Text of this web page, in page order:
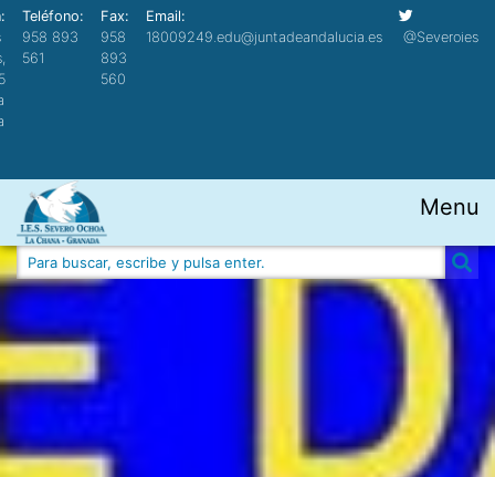
Teléfono:
958 893
561
Fax:
958
893
560
Email:
18009249.edu@juntadeandalucia.es
@Severoies
Menu